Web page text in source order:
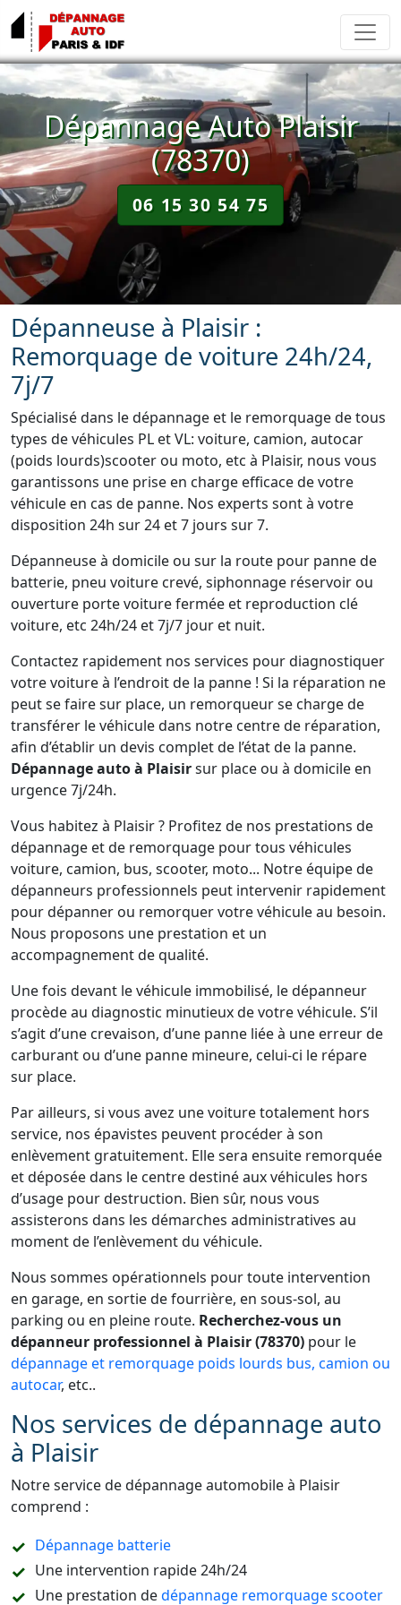
Dépannage Auto Plaisir
(78370)
06 15 30 54 75
Dépanneuse à Plaisir :
Remorquage de voiture 24h/24,
7j/7
Spécialisé dans le dépannage et le remorquage de tous
types de véhicules PL et VL: voiture, camion, autocar
(poids lourds)scooter ou moto, etc à Plaisir, nous vous
garantissons une prise en charge efficace de votre
véhicule en cas de panne. Nos experts sont à votre
disposition 24h sur 24 et 7 jours sur 7.
Dépanneuse à domicile ou sur la route pour panne de
batterie, pneu voiture crevé, siphonnage réservoir ou
ouverture porte voiture fermée et reproduction clé
voiture, etc 24h/24 et 7j/7 jour et nuit.
Contactez rapidement nos services pour diagnostiquer
votre voiture à l’endroit de la panne ! Si la réparation ne
peut se faire sur place, un remorqueur se charge de
transférer le véhicule dans notre centre de réparation,
afin d’établir un devis complet de l’état de la panne.
Dépannage auto à Plaisirsur place ou à domicile en
urgence 7j/24h.
Vous habitez à Plaisir ? Profitez de nos prestations de
dépannage et de remorquage pour tous véhicules
voiture, camion, bus, scooter, moto... Notre équipe de
dépanneurs professionnels peut intervenir rapidement
pour dépanner ou remorquer votre véhicule au besoin.
Nous proposons une prestation et un
accompagnement de qualité.
Une fois devant le véhicule immobilisé, le dépanneur
procède au diagnostic minutieux de votre véhicule. S’il
s’agit d’une crevaison, d’une panne liée à une erreur de
carburant ou d’une panne mineure, celui-ci le répare
sur place.
Par ailleurs, si vous avez une voiture totalement hors
service, nos épavistes peuvent procéder à son
enlèvement gratuitement. Elle sera ensuite remorquée
et déposée dans le centre destiné aux véhicules hors
d’usage pour destruction. Bien sûr, nous vous
assisterons dans les démarches administratives au
moment de l’enlèvement du véhicule.
Nous sommes opérationnels pour toute intervention
en garage, en sortie de fourrière, en sous-sol, au
parking ou en pleine route. Recherchez-vous un
dépanneur professionnel à Plaisir (78370) pour le
dépannage et remorquage poids lourds bus, camion ou
autocar, etc..
Nos services de dépannage auto
à Plaisir
Notre service de dépannage automobile à Plaisir
comprend :
Dépannage batterie
Une intervention rapide 24h/24
Une prestation dedépannage remorquage scooter